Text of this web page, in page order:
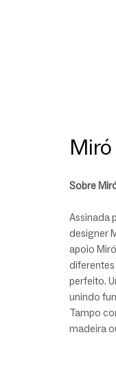
Sobre
Assinada
designer
apoio
perfeito.
unindo
Tampo
madeira